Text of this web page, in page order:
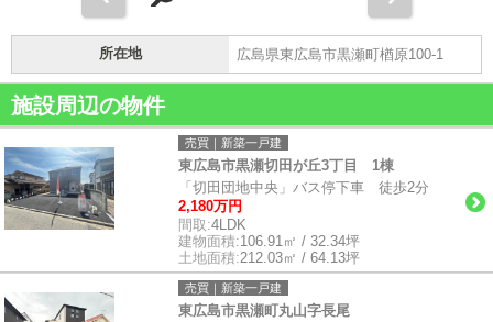
所在地 広島県東広島市黒瀬町楢原100-1
施設周辺の物件
売買｜新築一戸建
東広島市黒瀬切田が丘3丁目 1棟
「切田団地中央」バス停下車 徒歩2分
2,180万円
間取:4LDK
建物面積:106.91㎡ / 32.34坪
土地面積:212.03㎡ / 64.13坪
売買｜新築一戸建
東広島市黒瀬町丸山字長尾